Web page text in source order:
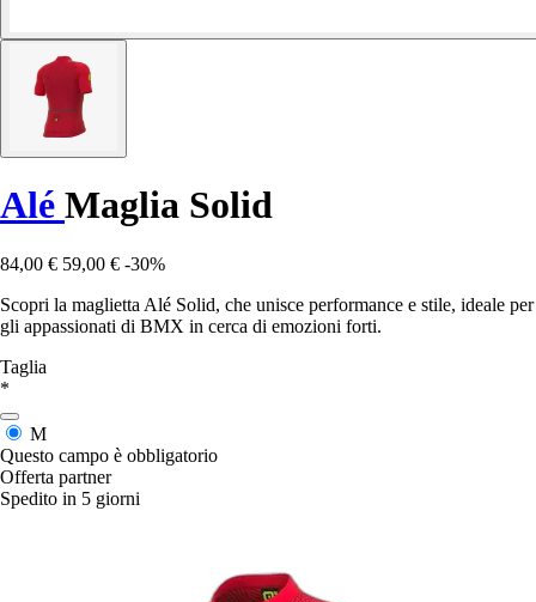
Alé Maglia Solid
84,00 € 59,00 € -30%
Scopri la maglietta Alé Solid, che unisce performance e stile, ideale per
gli appassionati di BMX in cerca di emozioni forti.
Taglia
*
M
Questo campo è obbligatorio
Offerta partner
Spedito in 5 giorni